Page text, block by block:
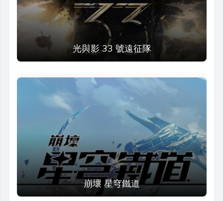
光與影 33 號遠征隊
崩壞 星穹鐵道